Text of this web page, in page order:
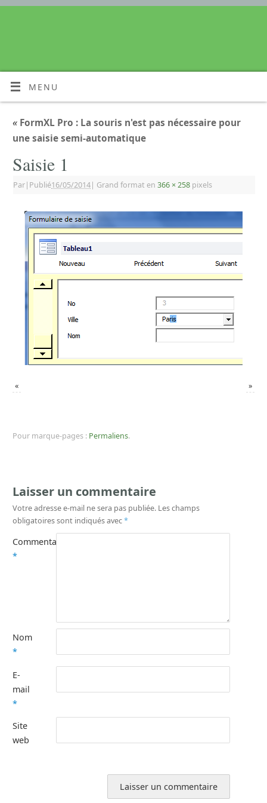
MENU
« FormXL Pro : La souris n'est pas nécessaire pour
une saisie semi-automatique
Saisie 1
Par| Publié16/05/2014| Grand format en 366 × 258 pixels
« »
Pour marque-pages : Permaliens.
Laisser un commentaire
Votre adresse e-mail ne sera pas publiée. Les champs
obligatoires sont indiqués avec*
Commentaire
*
Nom
*
E-
mail
*
Site
web